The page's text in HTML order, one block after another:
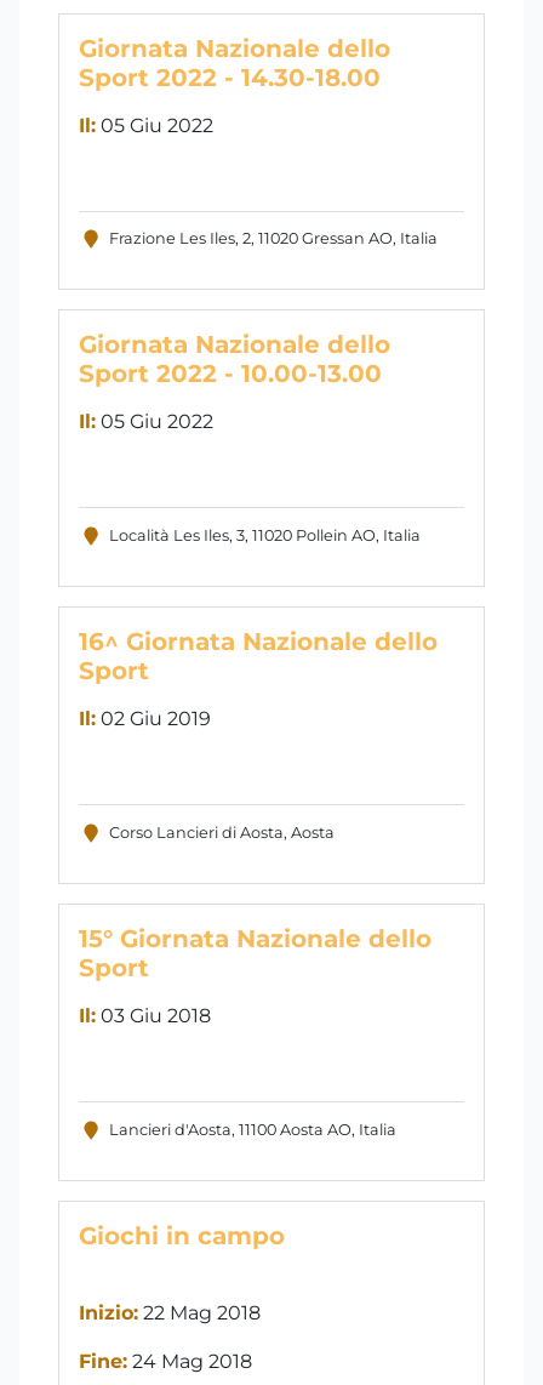
Giornata Nazionale dello
Sport 2022 - 14.30-18.00
Il: 05 Giu 2022
Frazione Les Iles, 2, 11020 Gressan AO, Italia
Giornata Nazionale dello
Sport 2022 - 10.00-13.00
Il: 05 Giu 2022
Località Les Iles, 3, 11020 Pollein AO, Italia
16^ Giornata Nazionale dello
Sport
Il: 02 Giu 2019
Corso Lancieri di Aosta, Aosta
15° Giornata Nazionale dello
Sport
Il: 03 Giu 2018
Lancieri d'Aosta, 11100 Aosta AO, Italia
Giochi in campo
Inizio: 22 Mag 2018
Fine: 24 Mag 2018